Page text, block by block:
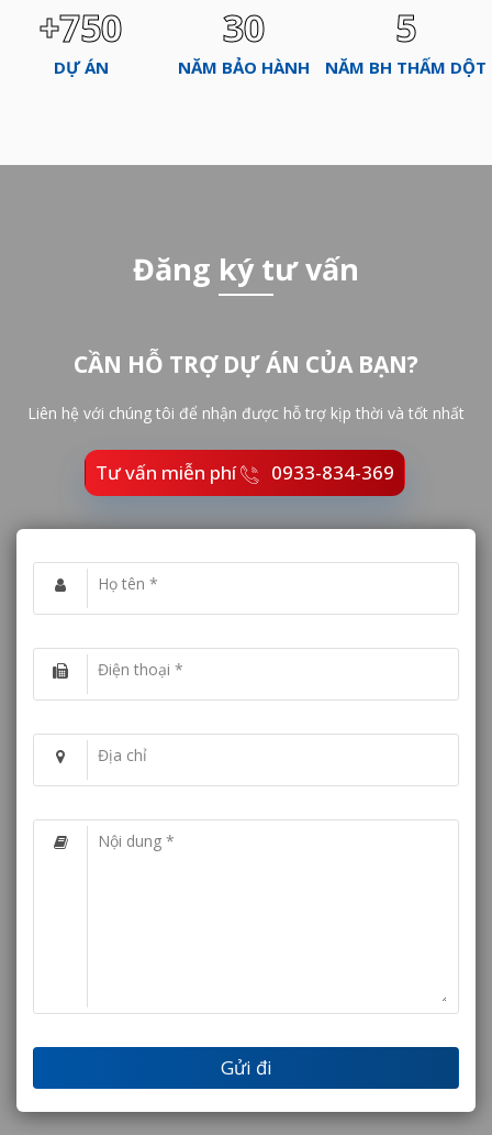
+750
DỰ ÁN
30
NĂM BẢO HÀNH
5
NĂM BH THẤM DỘT
Đăng ký tư vấn
CẦN HỖ TRỢ DỰ ÁN CỦA BẠN?
Liên hệ với chúng tôi để nhận được hỗ trợ kịp thời và tốt nhất
Tư vấn miễn phí 0933-834-369
Họ tên *
Điện thoại *
Địa chỉ
Nội dung *